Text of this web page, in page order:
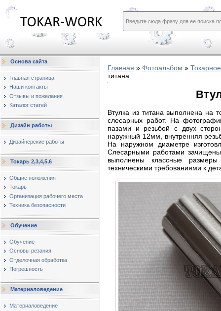
Основа сайта
Главная страница
Наши контакты
Отзывы и пожелания
Каталог статей
Дизайн работы
Дизайнерские работы
Токарь 2,3,4,5,6
Общие положения
Токарь
Организация рабочего места
Техника безопасности
Обучение
Обучение
Основы резания
Отделочная обработка
Погрешность
Материаловедение
Материаловедение
Главная » Фотоальбом »
титана
Втулка из титана выполнена на
слесарных работ. На
пазами и резьбой с двух
наружный 12мм, внутренняя
На наружном диаметре
Слесарными работами
выполнены классные
техническими требованиями к